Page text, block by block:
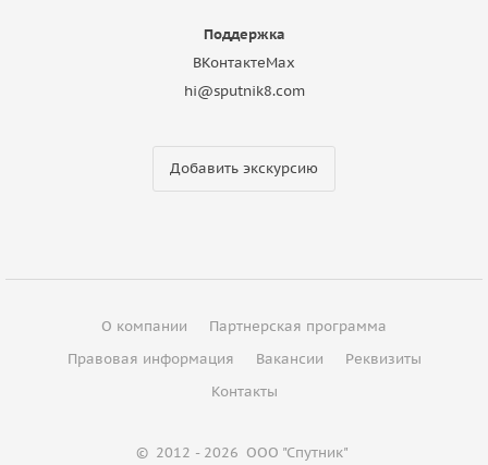
Поддержка
ВКонтактеMax
hi@sputnik8.com
Добавить экскурсию
О компании
Партнерская программа
Правовая информация
Вакансии
Реквизиты
Контакты
© 2012 - 2026 ООО "Спутник"